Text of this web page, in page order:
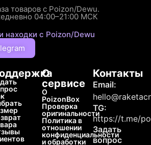
товаров с Poizon/Dewu.
04:00–21:00 МСК
находки с Poizon/Dewu
О
сервисе
О
PoizonBox
Проверка
оригинальности
Политика в
отношении
конфиденциальности
и обработки
Контакты
Email:
TG:
https://t.me/
Задать
вопрос